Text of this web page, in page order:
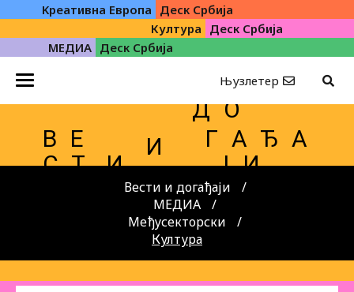
Kреативна Eвропа Деск Србија
Култура Деск Србија
МЕДИА Деск Србија
Њузлетер
Д О
В Е
И
Г А Ђ А
С Т И Ј И
Вести и догађаји
МЕДИА
Међусекторски
Култура